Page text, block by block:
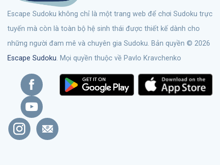
Escape Sudoku không chỉ là một trang web để chơi Sudoku trực
tuyến mà còn là toàn bộ hệ sinh thái được thiết kế dành cho
những người đam mê và chuyên gia Sudoku. Bản quyền © 2026
Escape Sudoku. Mọi quyền thuộc về Pavlo Kravchenko